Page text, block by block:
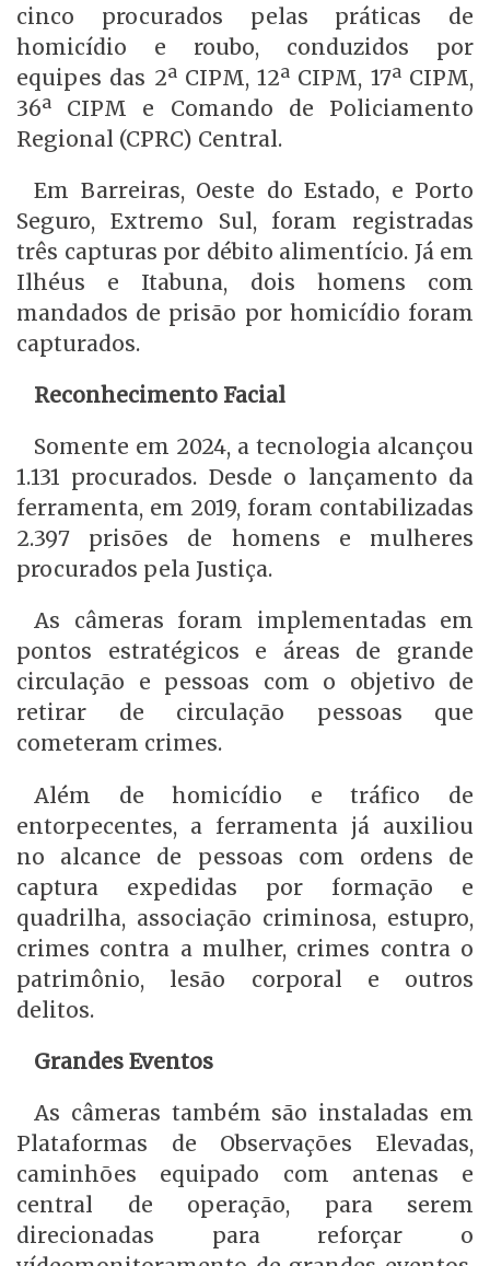
cinco procurados pelas práticas de
homicídio e roubo, conduzidos por
equipes das 2ª CIPM, 12ª CIPM, 17ª CIPM,
36ª CIPM e Comando de Policiamento
Regional (CPRC) Central.
Em Barreiras, Oeste do Estado, e Porto
Seguro, Extremo Sul, foram registradas
três capturas por débito alimentício. Já em
Ilhéus e Itabuna, dois homens com
mandados de prisão por homicídio foram
capturados.
Reconhecimento Facial
Somente em 2024, a tecnologia alcançou
1.131 procurados. Desde o lançamento da
ferramenta, em 2019, foram contabilizadas
2.397 prisões de homens e mulheres
procurados pela Justiça.
As câmeras foram implementadas em
pontos estratégicos e áreas de grande
circulação e pessoas com o objetivo de
retirar de circulação pessoas que
cometeram crimes.
Além de homicídio e tráfico de
entorpecentes, a ferramenta já auxiliou
no alcance de pessoas com ordens de
captura expedidas por formação e
quadrilha, associação criminosa, estupro,
crimes contra a mulher, crimes contra o
patrimônio, lesão corporal e outros
delitos.
Grandes Eventos
As câmeras também são instaladas em
Plataformas de Observações Elevadas,
caminhões equipado com antenas e
central de operação, para serem
direcionadas para reforçar o